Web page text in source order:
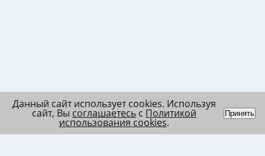
Данный сайт использует cookies. Используя
сайт, Вы соглашаетесьс Политикой
использования cookies.
Принять